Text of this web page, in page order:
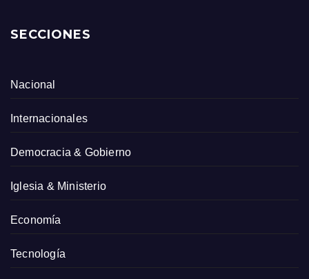
SECCIONES
Nacional
Internacionales
Democracia & Gobierno
Iglesia & Ministerio
Economía
Tecnología